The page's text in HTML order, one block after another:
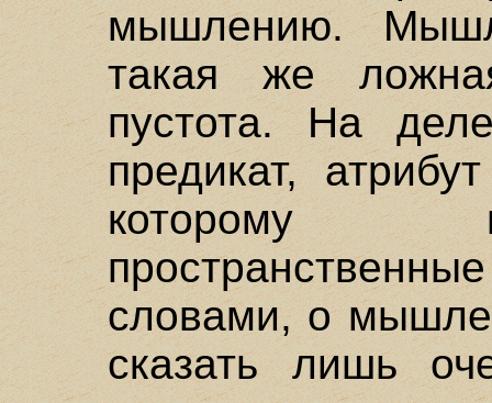
мышлению.
такая же
пустота. На
предикат,
которому
словами, о
сказать лишь